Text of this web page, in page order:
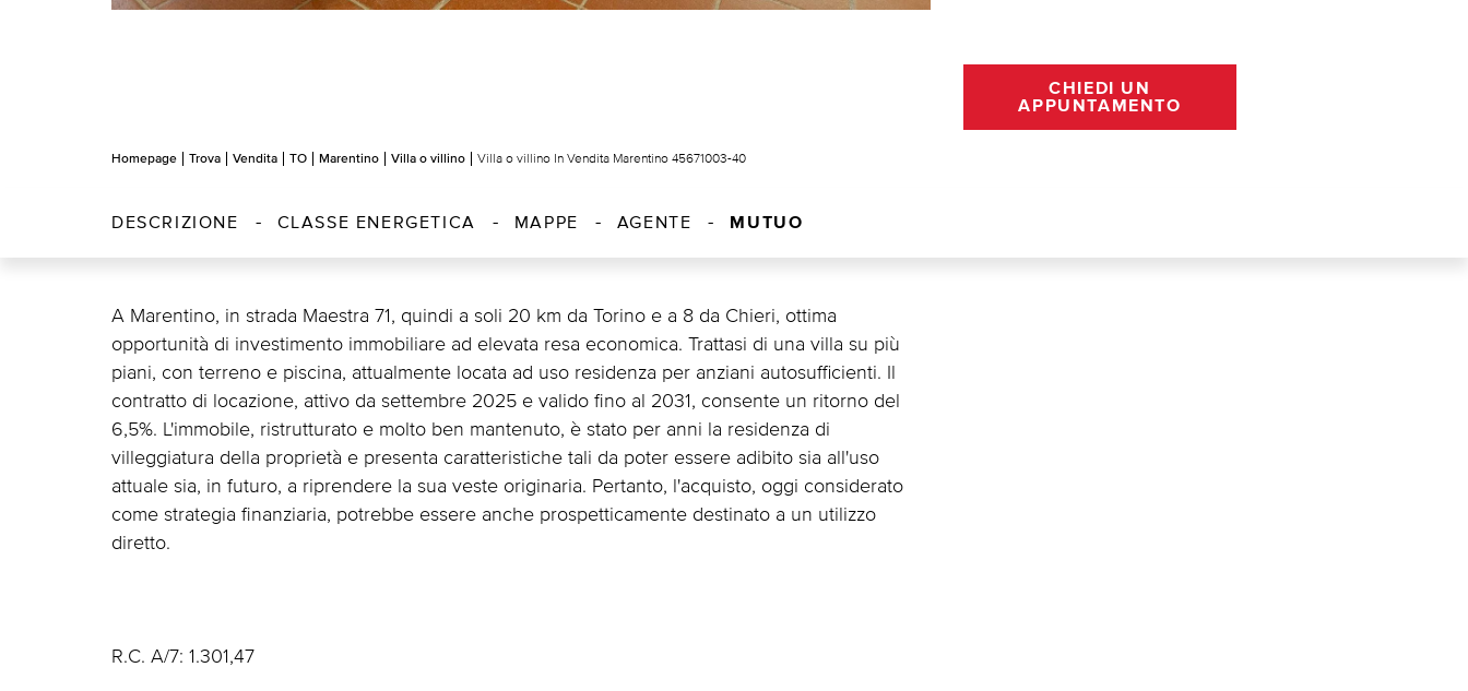
CHIEDI UN
APPUNTAMENTO
Homepage Trova Vendita TO Marentino Villa o villino Villa o villino In Vendita Marentino 45671003-40
DESCRIZIONE CLASSE ENERGETICA MAPPE AGENTE MUTUO
A Marentino, in strada Maestra 71, quindi a soli 20 km da Torino e a 8 da Chieri, ottima
opportunità di investimento immobiliare ad elevata resa economica. Trattasi di una villa su più
piani, con terreno e piscina, attualmente locata ad uso residenza per anziani autosufficienti. Il
contratto di locazione, attivo da settembre 2025 e valido fino al 2031, consente un ritorno del
6,5%. L'immobile, ristrutturato e molto ben mantenuto, è stato per anni la residenza di
villeggiatura della proprietà e presenta caratteristiche tali da poter essere adibito sia all'uso
attuale sia, in futuro, a riprendere la sua veste originaria. Pertanto, l'acquisto, oggi considerato
come strategia finanziaria, potrebbe essere anche prospetticamente destinato a un utilizzo
diretto.
R.C. A/7: 1.301,47